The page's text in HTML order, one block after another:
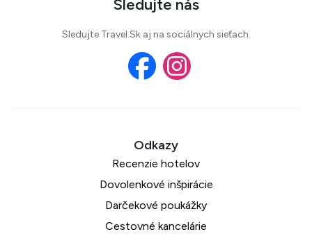
Sledujte nás
Sledujte Travel.Sk aj na sociálnych sieťach.
Recenzie hotelov
Dovolenkové inšpirácie
Darčekové poukážky
Cestovné kancelárie